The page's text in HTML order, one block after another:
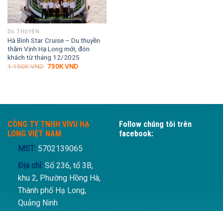
DU THUYỀN
Hà Bình Star Cruise – Du thuyền
thăm Vịnh Hạ Long mới, đón
khách từ tháng 12/2025
1.150KVND Giá
730KVNDGiá
CÔNG TY TNHH VIVU HẠ
LONG VIỆT NAM
MST: 5702139065
Địa chỉ:Số 236, tổ 3B,
khu 2, Phường Hồng Hà,
Thành phố Hạ Long,
Quảng Ninh
Follow chúng tôi trên
facebook: